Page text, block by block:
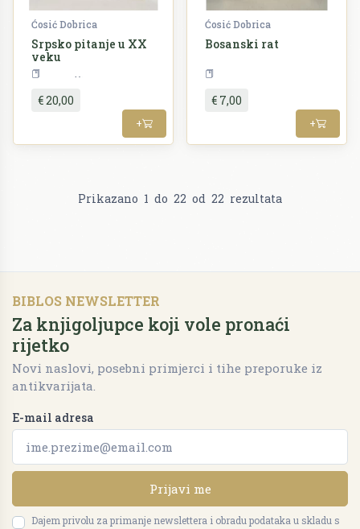
Ćosić Dobrica
Srpsko pitanje u XX
veku
€ 20,00
+
Ćosić Dobrica
Bosanski rat
€ 7,00
+
Prikazano 1 do 22 od 22 rezultata
BIBLOS NEWSLETTER
Za knjigoljupce koji vole pronaći
rijetko
Novi naslovi, posebni primjerci i tihe preporuke iz
antikvarijata.
E-mail adresa
Prijavi me
Dajem privolu za primanje newslettera i obradu podataka u skladu s